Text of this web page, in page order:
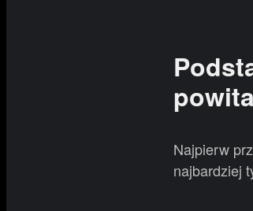
Najpierw
najbardziej